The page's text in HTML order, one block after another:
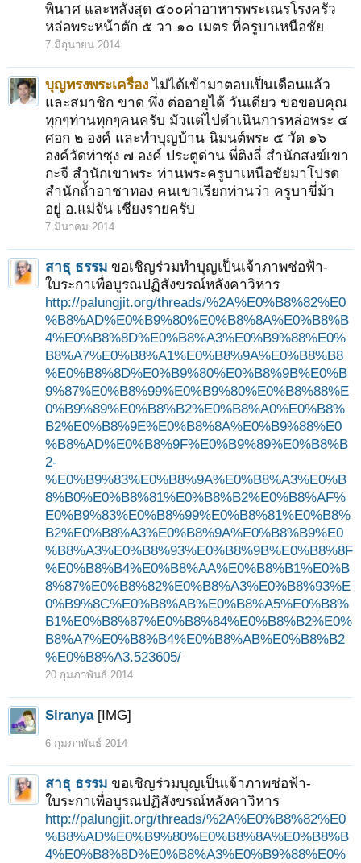
พินาศ และหลังสุด ๕๐๐ค่าอาหารพระเณรโรงครัว
หล่อพระหน้าตัก ๕ วา ๑๐ เมตร ที่ครูบาเหนือชัย
7 มิถุนายน 2014
บุญทรงพระเครื่อง ไม่ได้เข้ามาตอบเป็นเดือนแล้ว
และสมาชิก ขาด พึ่ง ต่ออายุได้ วันเดียว ขอขอบคุณ
ทุกๆท่านทุกๆคนครับ มัวแต่ไปดำเนินการหล่อพระ ๔
ศอก ๒ องค์ และทำบุญบ้าน นิมนต์พระ ๕ วัด ๑๖
องค์วัดท่าซุง ๗ องค์ ประตูด่าน พี่ติงลี่ สำนักสงฆ์เขา
กะจี สำนักเขาพระ ท่านพระครูบาเหนือชัยมาโปรด
สำนักถ้ำอาชาทอง คนเขาเรียกท่านว่า ครูบาขี่ม้า
อยู่ อ.แม่จัน เชียงรายครับ
7 มีนาคม 2014
สาธุ ธรรม ขอเชิญร่วมทำบุญเป็นเจ้าภาพช่อฟ้า-
ใบระกาเพื่อบูรณปฏิสังขรณ์หลังคาวิหาร
http://palungjit.org/threads/%2A%E0%B8%82%E0
%B8%AD%E0%B9%80%E0%B8%8A%E0%B8%B
4%E0%B8%8D%E0%B8%A3%E0%B9%88%E0%
B8%A7%E0%B8%A1%E0%B8%9A%E0%B8%B8
%E0%B8%8D%E0%B9%80%E0%B8%9B%E0%B
9%87%E0%B8%99%E0%B9%80%E0%B8%88%E
0%B9%89%E0%B8%B2%E0%B8%A0%E0%B8%
B2%E0%B8%9E%E0%B8%8A%E0%B9%88%E0
%B8%AD%E0%B8%9F%E0%B9%89%E0%B8%B
2-
%E0%B9%83%E0%B8%9A%E0%B8%A3%E0%B
8%B0%E0%B8%81%E0%B8%B2%E0%B8%AF%
E0%B9%83%E0%B8%99%E0%B8%81%E0%B8%
B2%E0%B8%A3%E0%B8%9A%E0%B8%B9%E0
%B8%A3%E0%B8%93%E0%B8%9B%E0%B8%8F
%E0%B8%B4%E0%B8%AA%E0%B8%B1%E0%B
8%87%E0%B8%82%E0%B8%A3%E0%B8%93%E
0%B9%8C%E0%B8%AB%E0%B8%A5%E0%B8%
B1%E0%B8%87%E0%B8%84%E0%B8%B2%E0%
B8%A7%E0%B8%B4%E0%B8%AB%E0%B8%B2
%E0%B8%A3.523605/
20 กุมภาพันธ์ 2014
Siranya [IMG]
6 กุมภาพันธ์ 2014
สาธุ ธรรม ขอเชิญร่วมบุญเป็นเจ้าภาพช่อฟ้า-
ใบระกาเพื่อบูรณปฏิสังขรณ์หลังคาวิหาร
http://palungjit.org/threads/%2A%E0%B8%82%E0
%B8%AD%E0%B9%80%E0%B8%8A%E0%B8%B
4%E0%B8%8D%E0%B8%A3%E0%B9%88%E0%